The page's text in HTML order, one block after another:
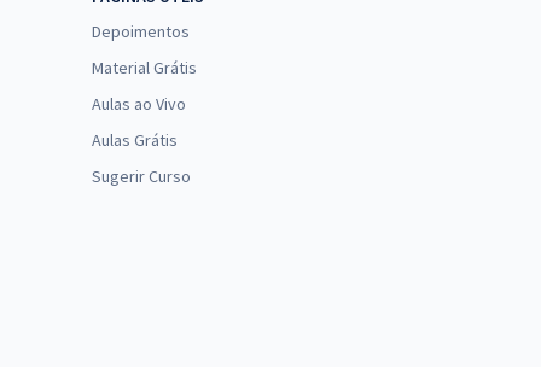
Depoimentos
Material Grátis
Aulas ao Vivo
Aulas Grátis
Sugerir Curso